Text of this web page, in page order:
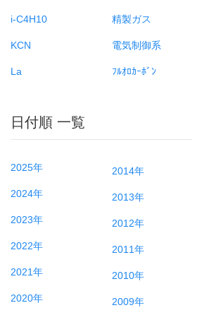
i-C4H10
KCN
La
精製ガス
電気制御系
ﾌﾙｵﾛｶｰﾎﾞﾝ
日付順 一覧
2025年
2024年
2023年
2022年
2021年
2020年
2014年
2013年
2012年
2011年
2010年
2009年